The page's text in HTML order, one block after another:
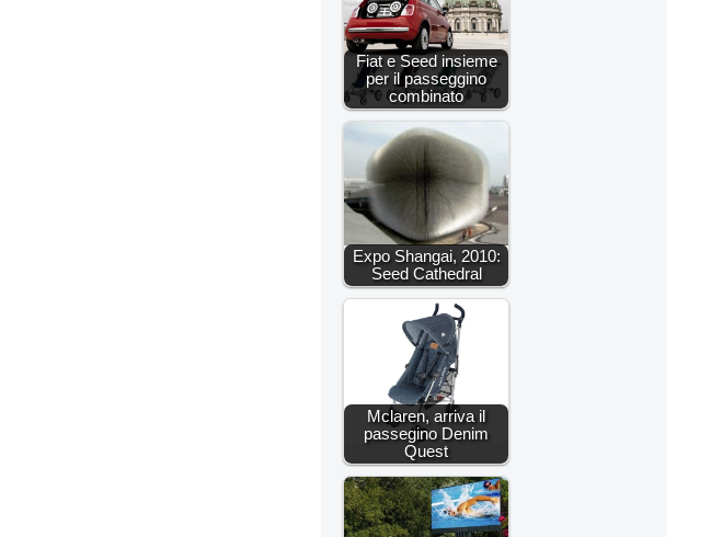
Fiat e Seed insieme
per il passeggino
combinato
Expo Shangai, 2010:
Seed Cathedral
Mclaren, arriva il
passegino Denim
Quest